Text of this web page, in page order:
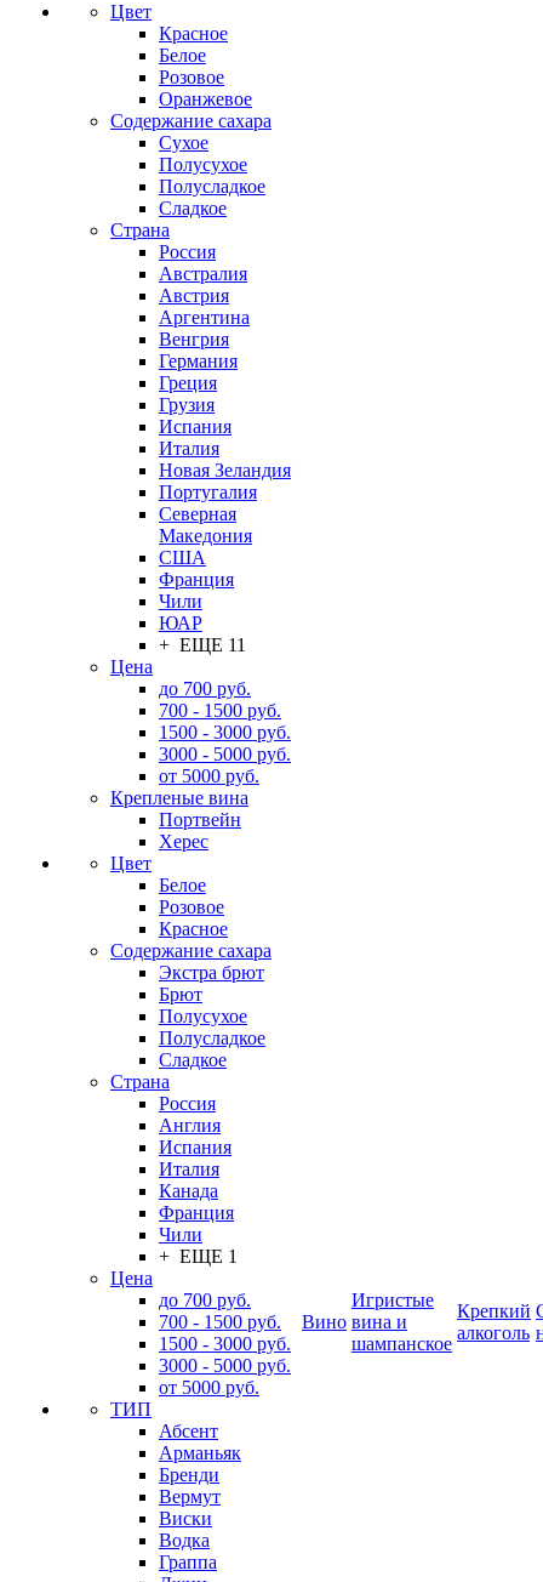
Цвет
Красное
Белое
Розовое
Оранжевое
Содержание сахара
Сухое
Полусухое
Полусладкое
Сладкое
Страна
Россия
Австралия
Австрия
Аргентина
Венгрия
Германия
Греция
Грузия
Испания
Италия
Новая Зеландия
Португалия
Северная
Македония
США
Франция
Чили
ЮАР
+ ЕЩЕ 11
Цена
до 700 руб.
700 - 1500 руб.
1500 - 3000 руб.
3000 - 5000 руб.
от 5000 руб.
Крепленые вина
Портвейн
Херес
Цвет
Белое
Розовое
Красное
Содержание сахара
Экстра брют
Брют
Полусухое
Полусладкое
Сладкое
Страна
Россия
Англия
Испания
Италия
Канада
Франция
Чили
+ ЕЩЕ 1
Цена
до 700 руб.
700 - 1500 руб.
1500 - 3000 руб.
3000 - 5000 руб.
от 5000 руб.
ТИП
Абсент
Арманьяк
Бренди
Вермут
Виски
Водка
Граппа
Вино
Игристые
вина и
шампанское
Крепкий
алкоголь